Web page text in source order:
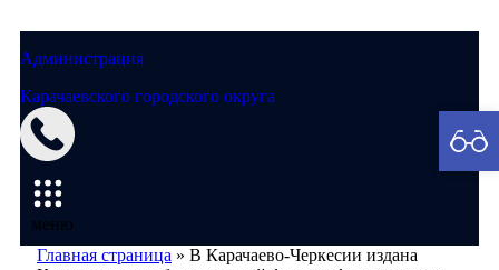
Администрация
Карачаевского городского округа
меню
Главная страница » В Карачаево-Черкесии издана
Мэрия